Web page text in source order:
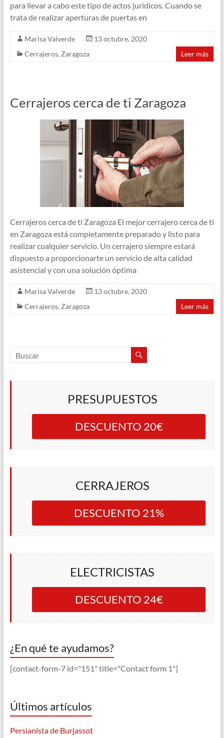
para llevar a cabo este tipo de actos jurídicos. Cuando se
trata de realizar aperturas de puertas en
Marisa Valverde
13 octubre, 2020
Cerrajeros,Zaragoza Leer más
Cerrajeros cerca de ti Zaragoza
Cerrajeros cerca de ti Zaragoza El mejor cerrajero cerca de ti
en Zaragoza está completamente preparado y listo para
realizar cualquier servicio. Un cerrajero siempre estará
dispuesto a proporcionarte un servicio de alta calidad
asistencial y con una solución óptima
Marisa Valverde
13 octubre, 2020
Cerrajeros,Zaragoza Leer más
PRESUPUESTOS
DESCUENTO 20€
CERRAJEROS
DESCUENTO 21%
ELECTRICISTAS
DESCUENTO 24€
¿En qué te ayudamos?
[contact-form-7 id="151" title="Contact form 1"]
Últimos artículos
Persianista de Burjassot